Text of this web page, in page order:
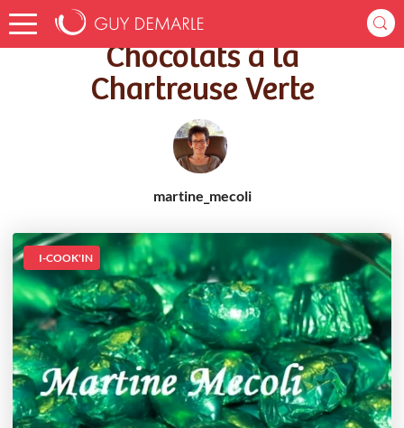
Accueil Recettes Chocolats à la Chartreuse Verte
Chocolats à la
Chartreuse Verte
martine_mecoli
I-COOK'IN